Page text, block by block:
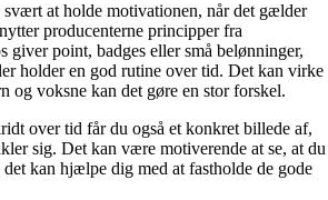
at holde motivationen, når det gælder
producenterne principper fra
giver point, badges eller små belønninger,
holder en god rutine over tid. Det kan virke
og voksne kan det gøre en stor forskel.
over tid får du også et konkret billede af,
sig. Det kan være motiverende at se, at du
kan hjælpe dig med at fastholde de gode